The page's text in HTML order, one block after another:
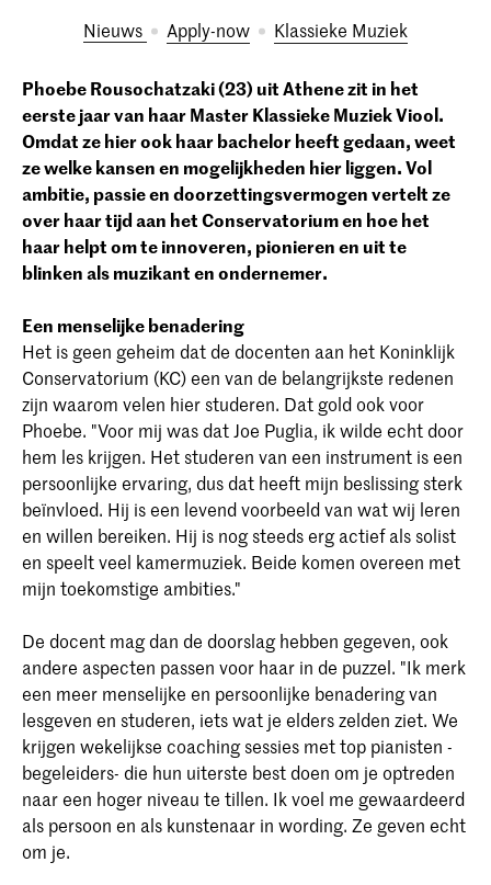
Nieuws Apply-now Klassieke Muziek
Phoebe Rousochatzaki (23) uit Athene zit in het
eerste jaar van haar Master Klassieke Muziek Viool.
Omdat ze hier ook haar bachelor heeft gedaan, weet
ze welke kansen en mogelijkheden hier liggen. Vol
ambitie, passie en doorzettingsvermogen vertelt ze
over haar tijd aan het Conservatorium en hoe het
haar helpt om te innoveren, pionieren en uit te
blinken als muzikant en ondernemer.
Een menselijke benadering
Het is geen geheim dat de docenten aan het Koninklijk
Conservatorium (KC) een van de belangrijkste redenen
zijn waarom velen hier studeren. Dat gold ook voor
Phoebe. "Voor mij was dat Joe Puglia, ik wilde echt door
hem les krijgen. Het studeren van een instrument is een
persoonlijke ervaring, dus dat heeft mijn beslissing sterk
beïnvloed. Hij is een levend voorbeeld van wat wij leren
en willen bereiken. Hij is nog steeds erg actief als solist
en speelt veel kamermuziek. Beide komen overeen met
mijn toekomstige ambities."
De docent mag dan de doorslag hebben gegeven, ook
andere aspecten passen voor haar in de puzzel. "Ik merk
een meer menselijke en persoonlijke benadering van
lesgeven en studeren, iets wat je elders zelden ziet. We
krijgen wekelijkse coaching sessies met top pianisten -
begeleiders- die hun uiterste best doen om je optreden
naar een hoger niveau te tillen. Ik voel me gewaardeerd
als persoon en als kunstenaar in wording. Ze geven echt
om je.